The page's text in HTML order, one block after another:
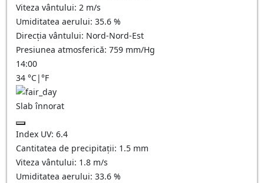
Viteza vântului: 2 m/s
Umiditatea aerului: 35.6 %
Direcția vântului: Nord-Nord-Est
Presiunea atmosferică: 759 mm/Hg
14:00
34 °C|°F
Slab înnorat
Index UV: 6.4
Cantitatea de precipitații: 1.5 mm
Viteza vântului: 1.8 m/s
Umiditatea aerului: 33.6 %